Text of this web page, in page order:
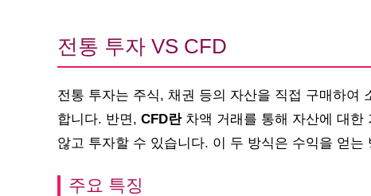
전통 투자 VS CFD
전통 투자는 주식, 채권 등의 자산을 직접 구매하여
합니다. 반면, CFD란차액 거래를 통해 자산에 대한
않고 투자할 수 있습니다. 이 두 방식은 수익을 얻
주요 특징